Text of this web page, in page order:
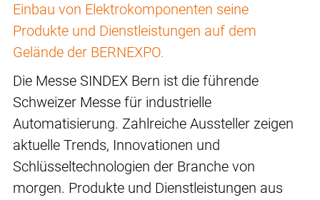
Einbau von Elektrokomponenten seine
Produkte und Dienstleistungen auf dem
Gelände der BERNEXPO.
Die Messe SINDEX Bern ist die führende
Schweizer Messe für industrielle
Automatisierung. Zahlreiche Aussteller zeigen
aktuelle Trends, Innovationen und
Schlüsseltechnologien der Branche von
morgen. Produkte und Dienstleistungen aus